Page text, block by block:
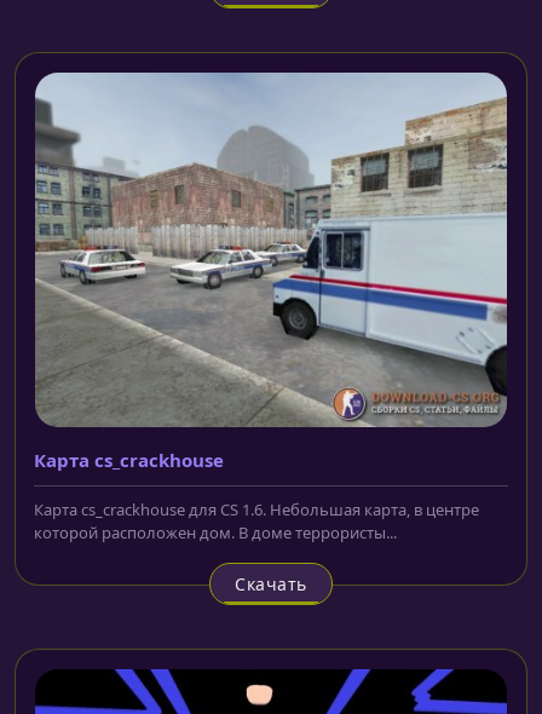
Карта cs_crackhouse
Карта cs_crackhouse для CS 1.6. Небольшая карта, в центре
которой расположен дом. В доме террористы...
Скачать